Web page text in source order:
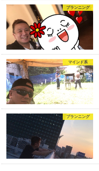
プランニング
マインド系
プランニング